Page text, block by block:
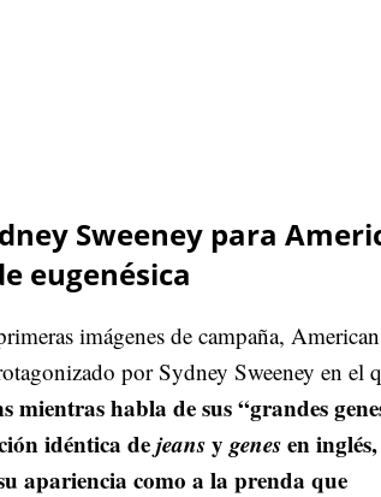
Sweeney para
eugenésica
imágenes de campaña, American
por Sydney Sweeney en el
mientras habla de sus “grandes
idéntica dejeansy genesen inglés,
apariencia como a la prenda que